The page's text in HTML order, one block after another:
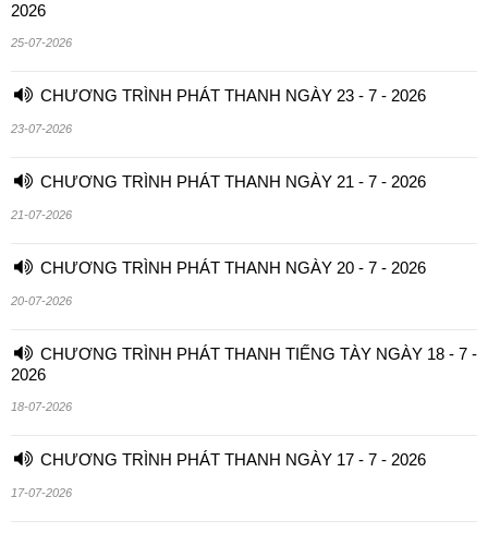
2026
25-07-2026
CHƯƠNG TRÌNH PHÁT THANH NGÀY 23 - 7 - 2026
23-07-2026
CHƯƠNG TRÌNH PHÁT THANH NGÀY 21 - 7 - 2026
21-07-2026
CHƯƠNG TRÌNH PHÁT THANH NGÀY 20 - 7 - 2026
20-07-2026
CHƯƠNG TRÌNH PHÁT THANH TIẾNG TÀY NGÀY 18 - 7 -
2026
18-07-2026
CHƯƠNG TRÌNH PHÁT THANH NGÀY 17 - 7 - 2026
17-07-2026